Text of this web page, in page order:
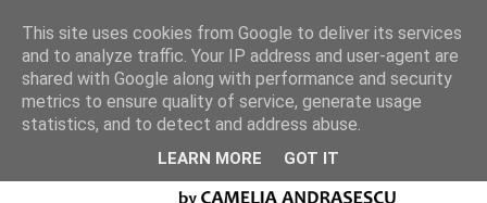
This site uses cookies from Google to deliver its services
and to analyze traffic. Your IP address and user-agent are
shared with Google along with performance and security
metrics to ensure quality of service, generate usage
statistics, and to detect and address abuse.
LEARN MORE GOT IT